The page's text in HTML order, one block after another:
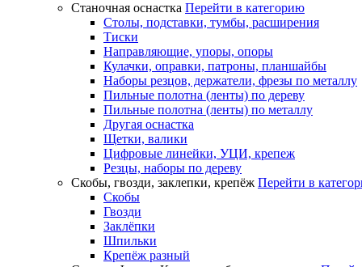
Станочная оснастка Перейти в категорию
Столы, подставки, тумбы, расширения
Тиски
Направляющие, упоры, опоры
Кулачки, оправки, патроны, планшайбы
Наборы резцов, держатели, фрезы по металлу
Пильные полотна (ленты) по дереву
Пильные полотна (ленты) по металлу
Другая оснастка
Щетки, валики
Цифровые линейки, УЦИ, крепеж
Резцы, наборы по дереву
Скобы, гвозди, заклепки, крепёж Перейти в
Скобы
Гвозди
Заклёпки
Шпильки
Крепёж разный